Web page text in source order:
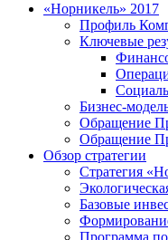
«Норникель» 2017
Профиль
Ключевые
Бизнес-
Обращение
Обращение
Обзор стратегии
Стратегия
Базовые
Программа